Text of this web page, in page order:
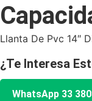
Llanta De Pvc 14″
¿Te Interesa
WhatsApp 33